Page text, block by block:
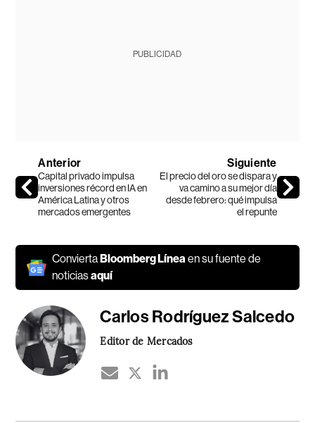
PUBLICIDAD
Anterior
Capital privado impulsa
inversiones récord en IA en
América Latina y otros
mercados emergentes
Siguiente
El precio del oro se dispara y
va camino a su mejor día
desde febrero: qué impulsa
el repunte
Convierta Bloomberg Líneaen su fuente de
noticiasaquí
Carlos Rodríguez Salcedo
Editor de Mercados